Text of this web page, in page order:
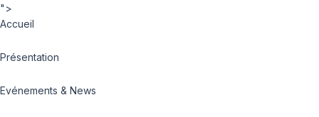
">
Accueil
Présentation
Evénements & News